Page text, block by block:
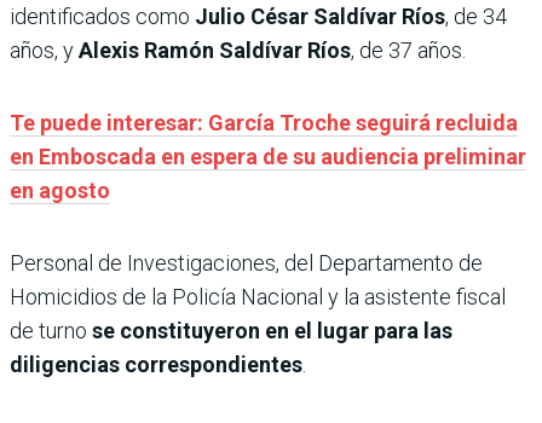
identificados como Julio César Saldívar Ríos, de 34
años, yAlexis Ramón Saldívar Ríos, de 37 años.
Te puede interesar: García Troche seguirá recluida
en Emboscada en espera de su audiencia preliminar
en agosto
Personal de Investigaciones, del Departamento de
Homicidios de la Policía Nacional y la asistente fiscal
de turno se constituyeron en el lugar para las
diligencias correspondientes